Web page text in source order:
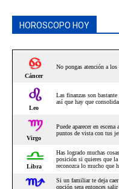
HOROSCOPO HOY